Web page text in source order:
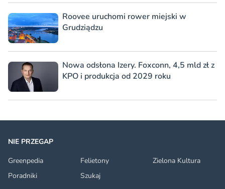
Roovee uruchomi rower miejski w
Grudziądzu
Nowa odsłona Izery. Foxconn, 4,5 mld zł z
KPO i produkcja od 2029 roku
NIE PRZEGAP
Greenpedia
Felietony
Zielona Kultura
Poradniki
Szukaj